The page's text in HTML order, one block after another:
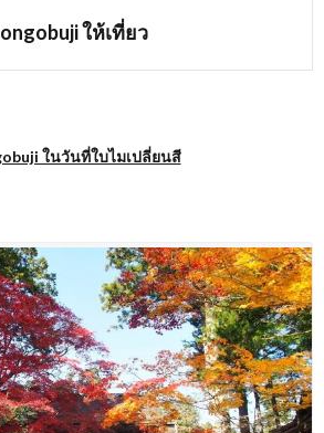
ให้เที่ยว
ในวันที่ใบไมเปลี่ยนสี